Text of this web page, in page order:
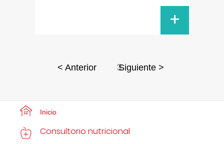
+
< Anterior 3Siguiente >
Inicio
Consultorio nutricional